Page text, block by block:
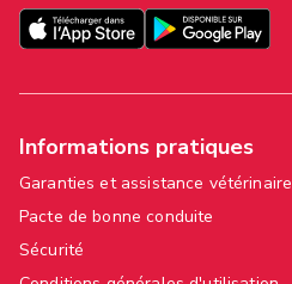
Informations pratiques
Garanties et assistance vétérinaire
Pacte de bonne conduite
Sécurité